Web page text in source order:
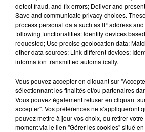
detect fraud, and fix errors; Deliver and
Save and communicate privacy choices.
process personal data such as IP address
following functionalities: Identify devices
requested; Use precise geolocation data;
other data sources; Link different devices;
information transmitted automatically.
Vous pouvez accepter en cliquant sur
sélectionnant les finalités et/ou partenaires
Vous pouvez également refuser en cliquant
accepter". Vos préférences ne s'appliqueront
pouvez mettre à jour vos choix, ou retirer
moment via le lien "Gérer les cookies" situé